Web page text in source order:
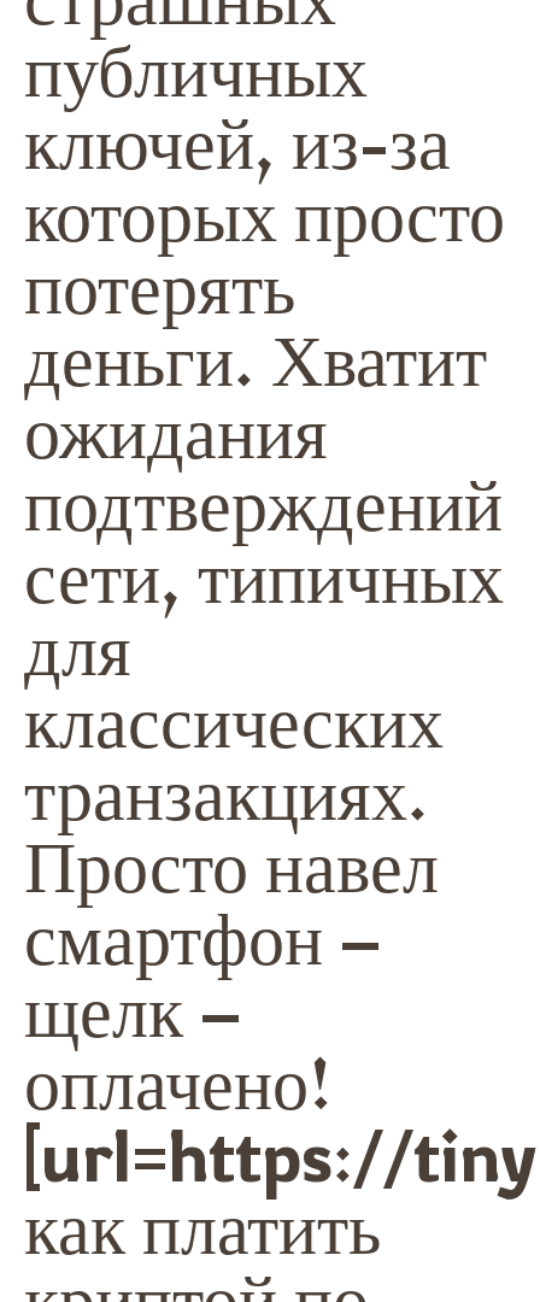
публичных
ключей, из-за
которых просто
потерять
деньги. Хватит
ожидания
подтверждений
сети, типичных
для
классических
транзакциях.
Просто навел
смартфон –
щелк –
оплачено!
[url=https://
как платить